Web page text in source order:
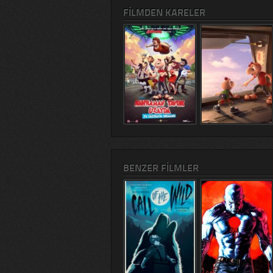
FILMDEN KARELER
BENZER FILMLER